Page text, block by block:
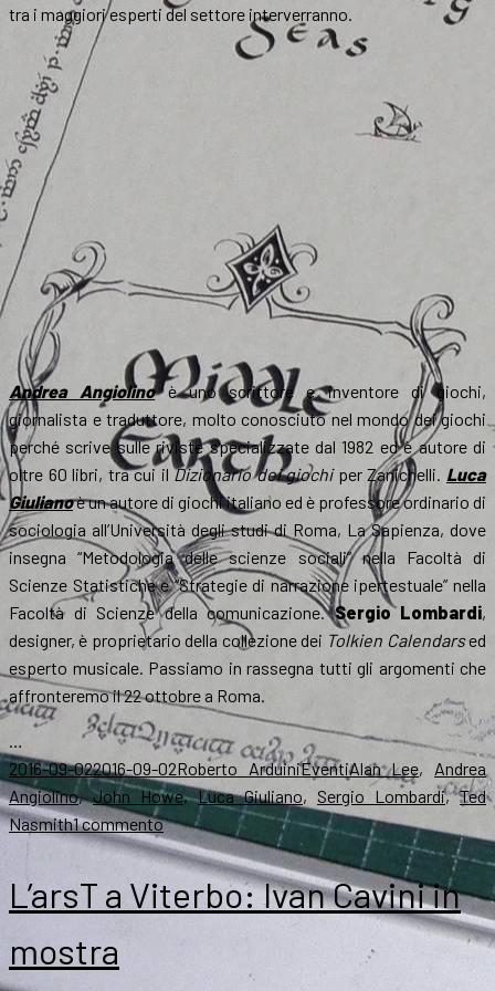
tra i maggiori esperti del settore interverranno.
Andrea Angiolinoè uno scrittore e inventore di giochi,
giornalista e traduttore, molto conosciuto nel mondo dei giochi
perché scrive sulle riviste specializzate dal 1982 ed è autore di
oltre 60 libri, tra cui ilDizionario dei giochiper Zanichelli. Luca
Giulianoè un autore di giochi italiano ed è professore ordinario di
sociologia all’Università degli studi di Roma, La Sapienza, dove
insegna “Metodologia delle scienze sociali” nella Facoltà di
Scienze Statistiche e “Strategie di narrazione ipertestuale” nella
Facoltà di Scienze della comunicazione.Sergio Lombardi,
designer, è proprietario della collezione dei Tolkien Calendarsed
esperto musicale. Passiamo in rassegna tutti gli argomenti che
affronteremo il 22 ottobre a Roma.
…
Scritto
il
2016-09-022016-09-02Autore
Roberto ArduiniCategorie
EventiTag
Alan Lee, Andrea
Angiolino,John Howe,Luca Giuliano, Sergio Lombardi,Ted
Nasmith1 commentosu
A
Roma
il
L’arsT a Viterbo: Ivan Cavini in
mostra